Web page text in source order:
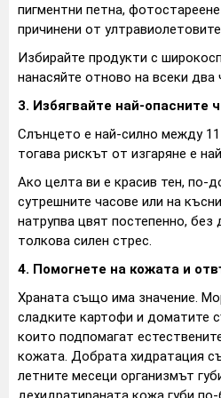
пигментни петна,
причинени от
Избирайте продукти с
нанасяйте отново на всеки два
3. Избягвайте най-опасните
Слънцето е най-силно между
тогава рискът от изгаряне е
Ако целта ви е красив тен, по-
сутрешните часове или на
натрупва цвят постепенно,
толкова силен стрес.
4. Помогнете на кожата и
Храната също има значение.
сладките картофи и доматите
които подпомагат
кожата. Добрата хидратация
летните месеци организмът